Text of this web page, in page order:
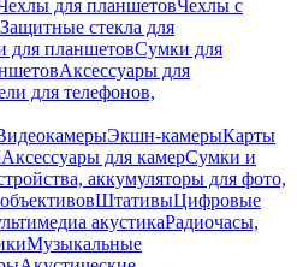
для планшетовЧехлы с
Защитные стекла для
для планшетовСумки для
Аксессуары для
для телефонов,
Экшн-камерыКарты
Аксессуары для камерСумки и
аккумуляторы для фото,
ШтативыЦифровые
акустикаРадиочасы,
Музыкальные